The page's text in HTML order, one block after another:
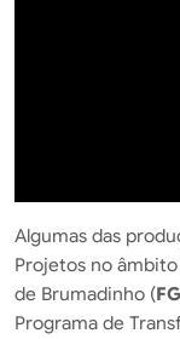
Algumas das
Projetos no
de Brumadinho (
Programa de